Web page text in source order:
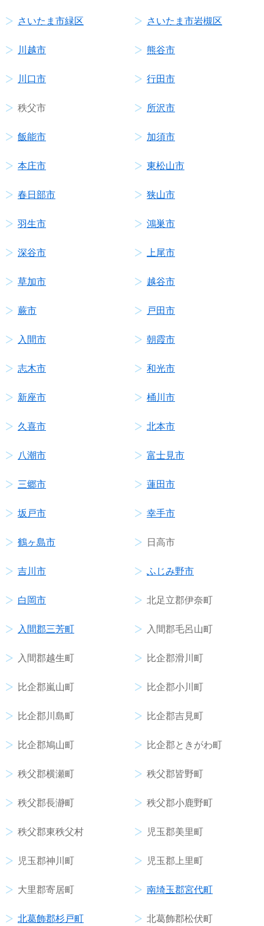
さいたま市緑区 さいたま市岩槻区
川越市 熊谷市
川口市 行田市
秩父市 所沢市
飯能市 加須市
本庄市 東松山市
春日部市 狭山市
羽生市 鴻巣市
深谷市 上尾市
草加市 越谷市
蕨市 戸田市
入間市 朝霞市
志木市 和光市
新座市 桶川市
久喜市 北本市
八潮市 富士見市
三郷市 蓮田市
坂戸市 幸手市
鶴ヶ島市 日高市
吉川市 ふじみ野市
白岡市 北足立郡伊奈町
入間郡三芳町 入間郡毛呂山町
入間郡越生町 比企郡滑川町
比企郡嵐山町 比企郡小川町
比企郡川島町 比企郡吉見町
比企郡鳩山町 比企郡ときがわ町
秩父郡横瀬町 秩父郡皆野町
秩父郡長瀞町 秩父郡小鹿野町
秩父郡東秩父村 児玉郡美里町
児玉郡神川町 児玉郡上里町
大里郡寄居町 南埼玉郡宮代町
北葛飾郡杉戸町 北葛飾郡松伏町